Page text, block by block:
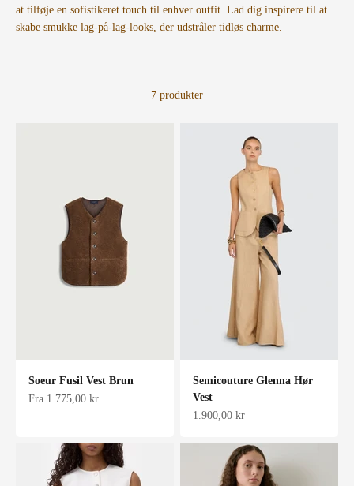
at tilføje en sofistikeret touch til enhver outfit. Lad dig inspirere til at
skabe smukke lag-på-lag-looks, der udstråler tidløs charme.
7 produkter
Soeur Fusil Vest Brun
Salgspris
Fra 1.775,00 kr
Semicouture Glenna Hør
Vest
Salgspris
1.900,00 kr